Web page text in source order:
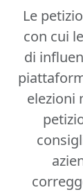
Le
con cui
di
elezioni